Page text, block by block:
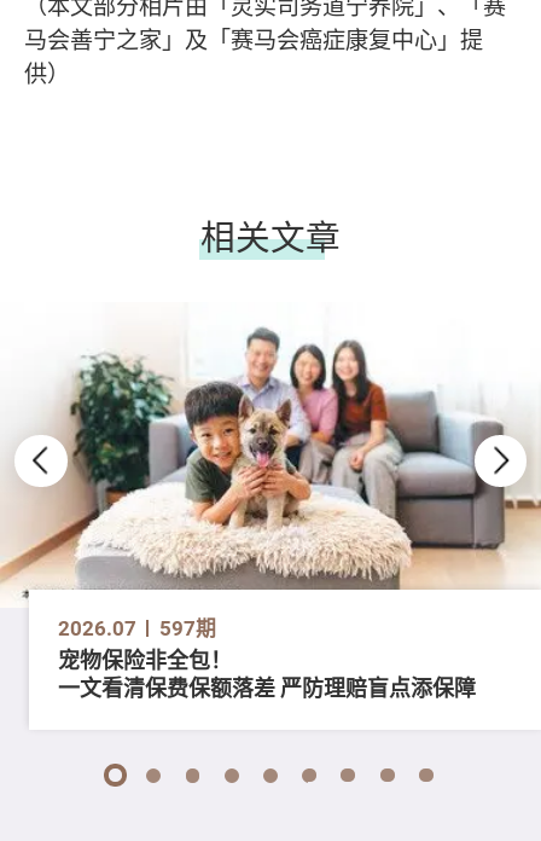
马会善宁之家」及「赛马会癌症康复中心」提
供）
相关文章
2026.07 597期
宠物保险非全包！
一文看清保费保额落差 严防理赔盲点添保障
1 2 3 4 5 6 7 8 9